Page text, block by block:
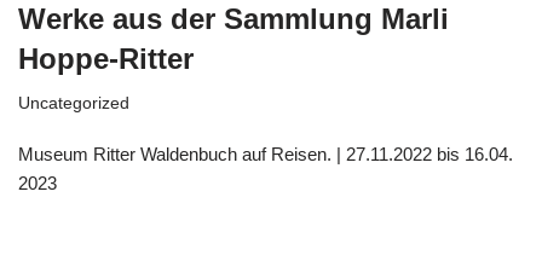
Werke aus der Sammlung Marli
Hoppe-Ritter
Uncategorized
Museum Ritter Waldenbuch auf Reisen. | 27.11.2022 bis 16.04.
2023